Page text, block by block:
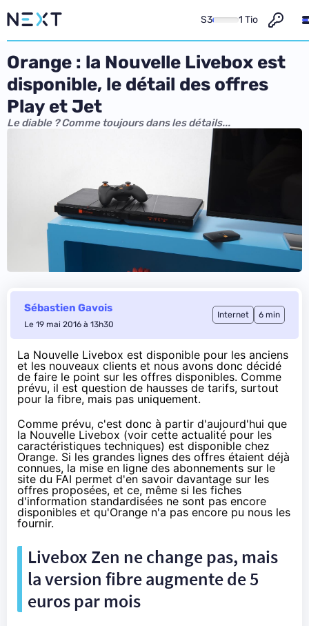
S3 1 Tio
Orange : la Nouvelle Livebox est
disponible, le détail des offres
Play et Jet
Le diable ? Comme toujours dans les détails...
Sébastien Gavois
Le 19 mai 2016 à 13h30
Internet 6 min
La Nouvelle Livebox est disponible pour les anciens
et les nouveaux clients et nous avons donc décidé
de faire le point sur les offres disponibles. Comme
prévu, il est question de hausses de tarifs, surtout
pour la fibre, mais pas uniquement.
Comme prévu, c'est donc à partir d'aujourd'hui que
la Nouvelle Livebox (voir cette actualité pour les
caractéristiques techniques) est disponible chez
Orange. Si les grandes lignes des offres étaient déjà
connues, la mise en ligne des abonnements sur le
site du FAI permet d'en savoir davantage sur les
offres proposées, et ce, même si les fiches
d'information standardisées ne sont pas encore
disponibles et qu'Orange n'a pas encore pu nous les
fournir.
Livebox Zen ne change pas, mais
la version fibre augmente de 5
euros par mois